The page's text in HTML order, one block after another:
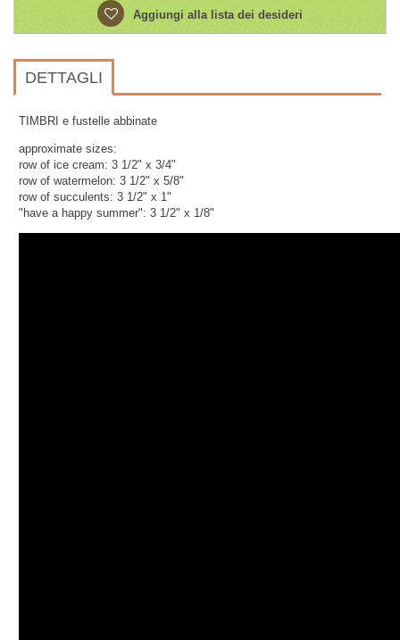
Aggiungi alla lista dei desideri
DETTAGLI
TIMBRI e fustelle abbinate
approximate sizes:
row of ice cream: 3 1/2" x 3/4"
row of watermelon: 3 1/2" x 5/8"
row of succulents: 3 1/2" x 1"
"have a happy summer": 3 1/2" x 1/8"